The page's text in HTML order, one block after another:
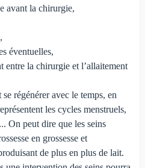
avant la chirurgie,
éventuelles,
entre la chirurgie et l’allaitement
régénérer avec le temps, en
les cycles menstruels,
On peut dire que les seins
en grossesse et
de plus en plus de lait.